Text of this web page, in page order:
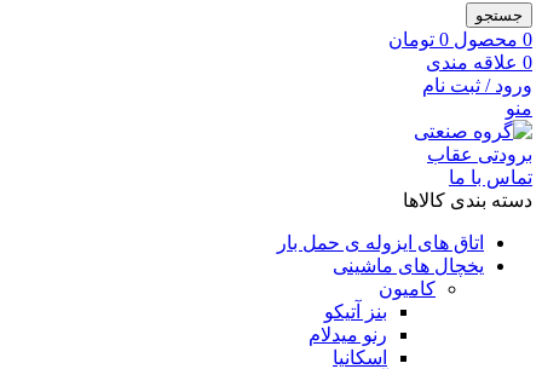
جستجو
0 محصول 0 تومان
0 علاقه مندی
ورود / ثبت نام
منو
تماس با ما
دسته بندی کالاها
اتاق های ایزوله ی حمل بار
یخچال های ماشینی
کامیون
بنز آتیکو
رنو میدلام
اسکانیا